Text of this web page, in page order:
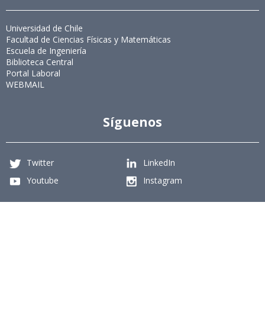
Universidad de Chile
Facultad de Ciencias Físicas y Matemáticas
Escuela de Ingeniería
Biblioteca Central
Portal Laboral
WEBMAIL
Síguenos
Twitter
LinkedIn
Youtube
Instagram